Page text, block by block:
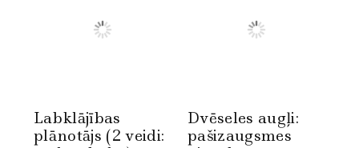
Labklājības
plānotājs (2 veidi:
Dvēseles augļi:
pašizaugsmes